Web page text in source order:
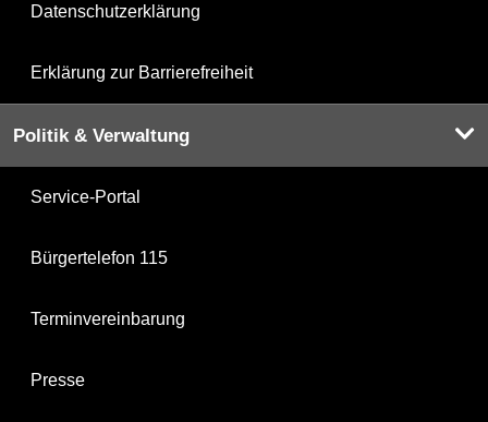
Datenschutzerklärung
Erklärung zur Barrierefreiheit
Politik & Verwaltung
Service-Portal
Bürgertelefon 115
Terminvereinbarung
Presse